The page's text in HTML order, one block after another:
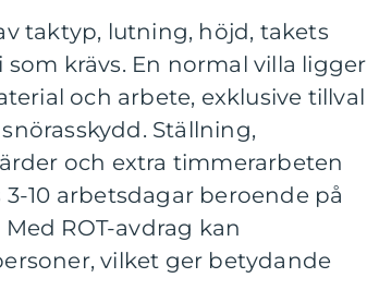
taktyp, lutning, höjd, takets
krävs. En normal villa ligger
och arbete, exklusive tillval
Ställning,
och extra timmerarbeten
10 arbetsdagar beroende på
ROT-avdrag kan
vilket ger betydande